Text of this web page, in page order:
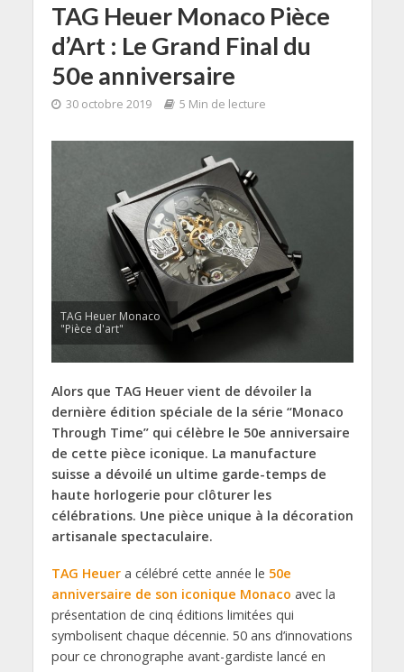
TAG Heuer Monaco Pièce
d’Art : Le Grand Final du
50e anniversaire
30 octobre 2019 5 Min de lecture
TAG Heuer Monaco
"Pièce d'art"
Alors que TAG Heuer vient de dévoiler la
dernière édition spéciale de la série “Monaco
Through Time” qui célèbre le 50e anniversaire
de cette pièce iconique. La manufacture
suisse a dévoilé un ultime garde-temps de
haute horlogerie pour clôturer les
célébrations. Une pièce unique à la décoration
artisanale spectaculaire.
TAG Heuera célébré cette année le 50e
anniversaire de son iconique Monaco avec la
présentation de cinq éditions limitées qui
symbolisent chaque décennie. 50 ans d’innovations
pour ce chronographe avant-gardiste lancé en